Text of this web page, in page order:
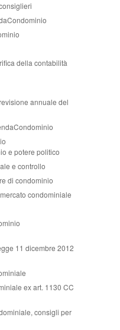
della contabilità
annuale del
e potere politico
e controllo
di condominio
condominiale
11 dicembre 2012
ex art. 1130 CC
consigli per